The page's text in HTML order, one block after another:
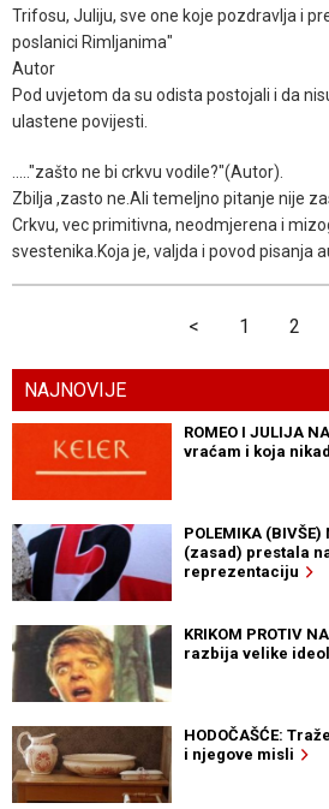
Trifosu, Juliju, sve one koje pozdravlja i
poslanici Rimljanima"
Autor
Pod uvjetom da su odista postojali i da
ulastene povijesti.
....."zašto ne bi crkvu vodile?"(Autor).
Zbilja ,zasto ne.Ali temeljno pitanje nije
Crkvu, vec primitivna, neodmjerena i
svestenika.Koja je, valjda i povod pisanja
< 1 2
NAJNOVIJE
ROMEO I JULIJA
vraćam i koja
POLEMIKA
(zasad) prestala
reprezentaciju
KRIKOM PROTIV
razbija velike
HODOČAŠĆE:
i njegove misli